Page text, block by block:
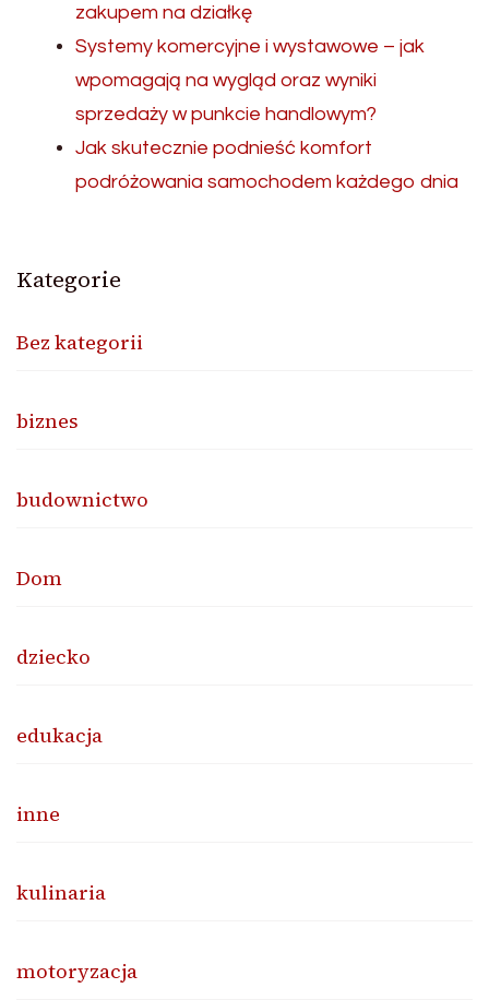
zakupem na działkę
Systemy komercyjne i wystawowe – jak
wpomagają na wygląd oraz wyniki
sprzedaży w punkcie handlowym?
Jak skutecznie podnieść komfort
podróżowania samochodem każdego dnia
Kategorie
Bez kategorii
biznes
budownictwo
Dom
dziecko
edukacja
inne
kulinaria
motoryzacja